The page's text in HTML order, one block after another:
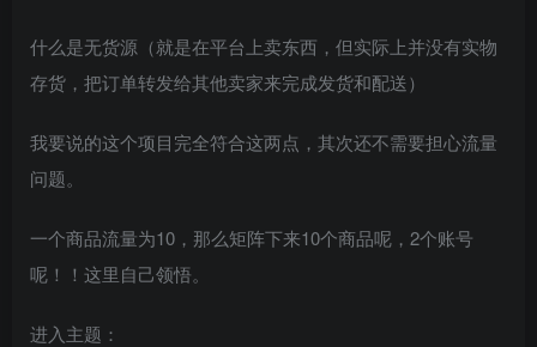
什么是无货源（就是在平台上卖东西，但实际上并没有实物
存货，把订单转发给其他卖家来完成发货和配送）
我要说的这个项目完全符合这两点，其次还不需要担心流量
问题。
一个商品流量为10，那么矩阵下来10个商品呢，2个账号
呢！！这里自己领悟。
进入主题：